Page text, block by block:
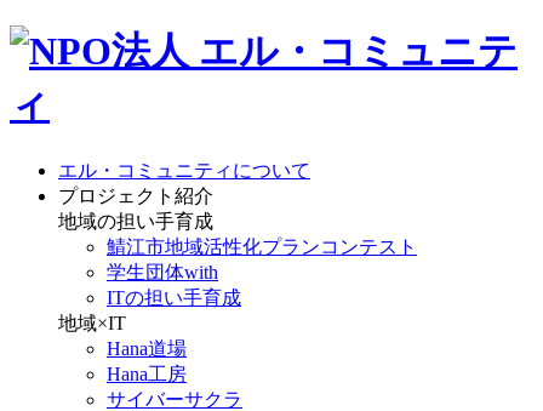
エル・コミュニティについて
プロジェクト紹介
地域の担い手育成
鯖江市地域活性化プランコンテスト
学生団体with
ITの担い手育成
地域×IT
Hana道場
Hana工房
サイバーサクラ